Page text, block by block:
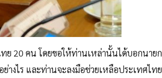
ย 20 คน โดยขอให้ท่านเหล่านั้นได้บอกนายก
างไร และท่านจะลงมือช่วยเหลือประเทศไทย